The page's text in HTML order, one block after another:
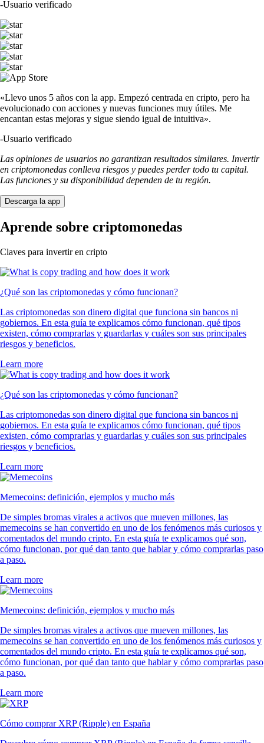
-Usuario verificado
«Llevo unos 5 años con la app. Empezó centrada en cripto, pero ha
evolucionado con acciones y nuevas funciones muy útiles. Me
encantan estas mejoras y sigue siendo igual de intuitiva».
-Usuario verificado
Las opiniones de usuarios no garantizan resultados similares. Invertir
en criptomonedas conlleva riesgos y puedes perder todo tu capital.
Las funciones y su disponibilidad dependen de tu región.
Descarga la app
Aprende sobre criptomonedas
Claves para invertir en cripto
¿Qué son las criptomonedas y cómo funcionan?
Las criptomonedas son dinero digital que funciona sin bancos ni
gobiernos. En esta guía te explicamos cómo funcionan, qué tipos
existen, cómo comprarlas y guardarlas y cuáles son sus principales
riesgos y beneficios.
Learn more
¿Qué son las criptomonedas y cómo funcionan?
Las criptomonedas son dinero digital que funciona sin bancos ni
gobiernos. En esta guía te explicamos cómo funcionan, qué tipos
existen, cómo comprarlas y guardarlas y cuáles son sus principales
riesgos y beneficios.
Learn more
Memecoins: definición, ejemplos y mucho más
De simples bromas virales a activos que mueven millones, las
memecoins se han convertido en uno de los fenómenos más curiosos y
comentados del mundo cripto. En esta guía te explicamos qué son,
cómo funcionan, por qué dan tanto que hablar y cómo comprarlas paso
a paso.
Learn more
Memecoins: definición, ejemplos y mucho más
De simples bromas virales a activos que mueven millones, las
memecoins se han convertido en uno de los fenómenos más curiosos y
comentados del mundo cripto. En esta guía te explicamos qué son,
cómo funcionan, por qué dan tanto que hablar y cómo comprarlas paso
a paso.
Learn more
Cómo comprar XRP (Ripple) en España